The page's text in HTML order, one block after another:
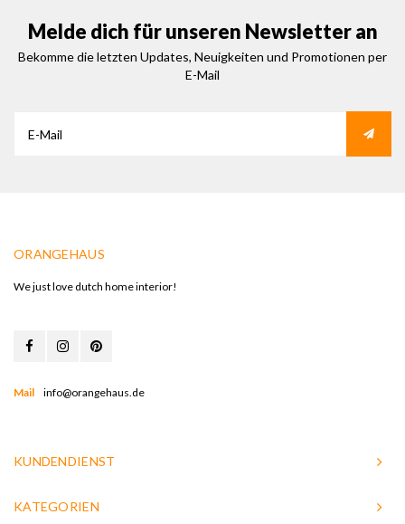
Melde dich für unseren Newsletter an
Bekomme die letzten Updates, Neuigkeiten und Promotionen per
E-Mail
ORANGEHAUS
We just love dutch home interior!
Mail info@orangehaus.de
KUNDENDIENST
KATEGORIEN